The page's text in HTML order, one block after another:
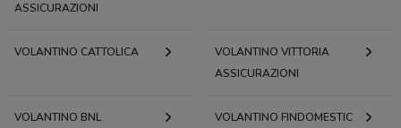
ASSICURAZIONI
VOLANTINO CATTOLICA
VOLANTINO VITTORIA
ASSICURAZIONI
VOLANTINO BNL VOLANTINO FINDOMESTIC